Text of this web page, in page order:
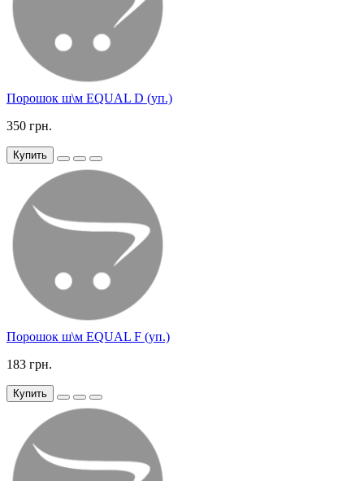
Порошок ш\м EQUAL D (уп.)
350 грн.
Купить
Порошок ш\м EQUAL F (уп.)
183 грн.
Купить